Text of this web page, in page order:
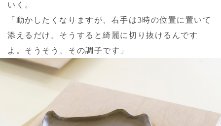
いく。
「動かしたくなりますが、右手は3時の位置に置いて
添えるだけ。そうすると綺麗に切り抜けるんです
よ。そうそう、その調子です」